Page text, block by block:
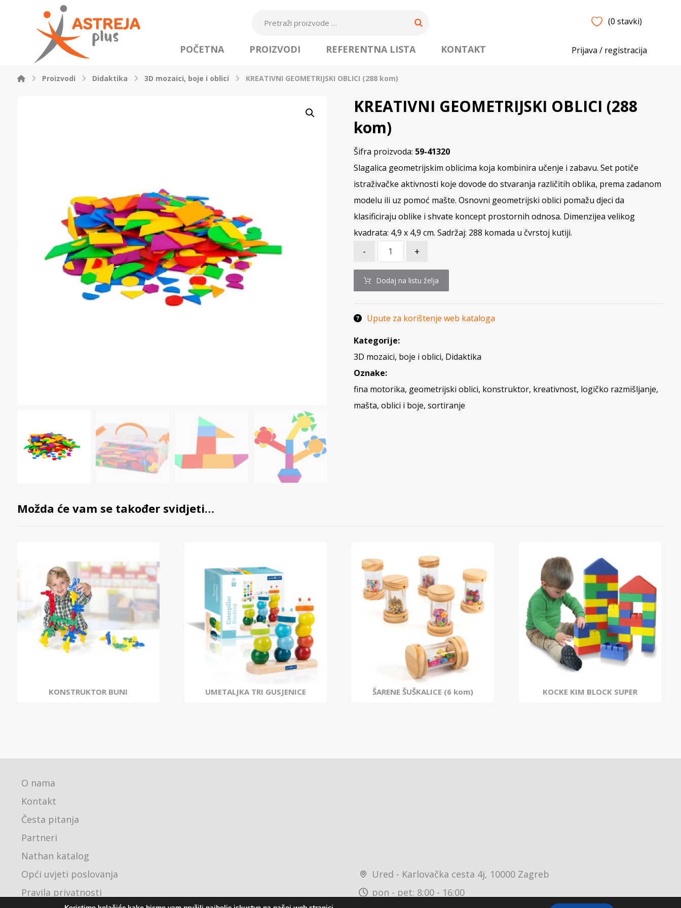
(0 stavki)
Prijava / registracija
POČETNA PROIZVODI REFERENTNA LISTA KONTAKT
Proizvodi Didaktika 3D mozaici, boje i oblici KREATIVNI GEOMETRIJSKI OBLICI (288 kom)
KREATIVNI GEOMETRIJSKI OBLICI (288
kom)
Šifra proizvoda: 59-41320
Slagalica geometrijskim oblicima koja kombinira učenje i zabavu. Set potiče
istraživačke aktivnosti koje dovode do stvaranja različitih oblika, prema zadanom
modelu ili uz pomoć mašte. Osnovni geometrijski oblici pomažu djeci da
klasificiraju oblike i shvate koncept prostornih odnosa. Dimenzijea velikog
kvadrata: 4,9 x 4,9 cm. Sadržaj: 288 komada u čvrstoj kutiji.
- +
Dodaj na listu želja
Upute za korištenje web kataloga
Kategorije:
3D mozaici, boje i oblici, Didaktika
Oznake:
fina motorika, geometrijski oblici, konstruktor, kreativnost, logičko razmišljanje,
mašta, oblici i boje, sortiranje
Možda će vam se također svidjeti…
KONSTRUKTOR BUNI UMETALJKA TRI GUSJENICE ŠARENE ŠUŠKALICE (6 kom) KOCKE KIM BLOCK SUPER
O nama
Kontakt
Česta pitanja
Partneri
Nathan katalog
Opći uvjeti poslovanja
Pravila privatnosti
Ured - Karlovačka cesta 4j, 10000 Zagreb
pon - pet: 8:00 - 16:00